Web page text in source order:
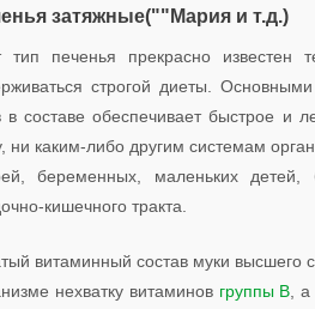
затяжные(""Мария и т.д.)
тип печенья прекрасно
строгой диеты.
в составе обеспечивает быстрое и
ни каким-либо другим системам
беременных, маленьких
кишечного тракта.
витаминный состав муки высшего
нехватку витаминов группы В ,